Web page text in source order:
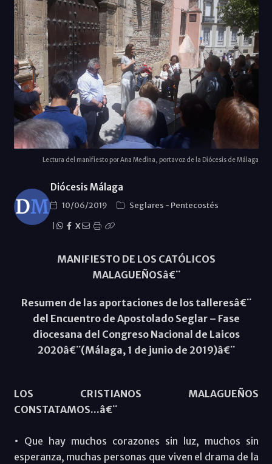
Lectura del manifiesto por Ana Medina, portavoz de la Diócesis de Málaga
Diócesis Málaga
10/06/2019 Seglares - Pentecostés
X
MANIFIESTO DE LOS CATÓLICOS
MALAGUEÑOSâ€¨
Resumen de las aportaciones de los talleresâ€¨
del Encuentro de Apostolado Seglar – Fase
diocesana del Congreso Nacional de Laicos
2020â€¨(Málaga, 1 de junio de 2019)â€¨
LOS CRISTIANOS MALAGUEÑOS
CONSTATAMOS...â€¨
• Que hay muchos corazones sin luz, muchos sin
esperanza, muchas personas que viven el drama de la